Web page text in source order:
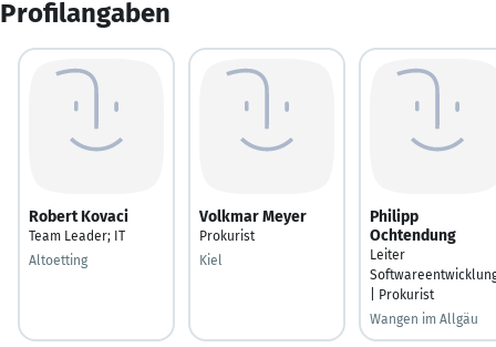
Profilangaben
Robert Kovaci
Team Leader; IT
Altoetting
Volkmar Meyer
Prokurist
Kiel
Philipp
Ochtendung
Leiter
| Prokurist
Wangen im Allgäu